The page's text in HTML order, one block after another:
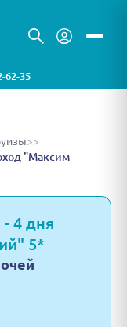
62-35
>>
"Максим
- 4 дня
5*